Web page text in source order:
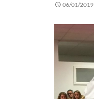
06/01/2019